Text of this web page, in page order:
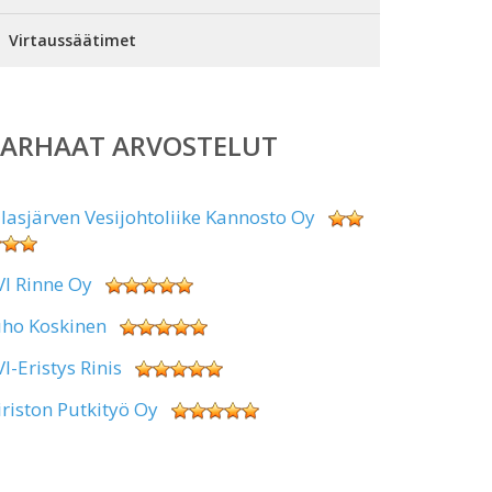
Virtaussäätimet
ARVOSTELUT
Vesijohtoliike Kannosto Oy
Rinne Oy
Koskinen
Eristys Rinis
Putkityö Oy